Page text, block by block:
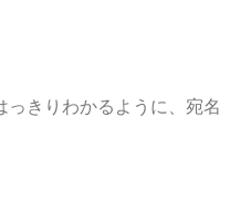
きりわかるように、宛名